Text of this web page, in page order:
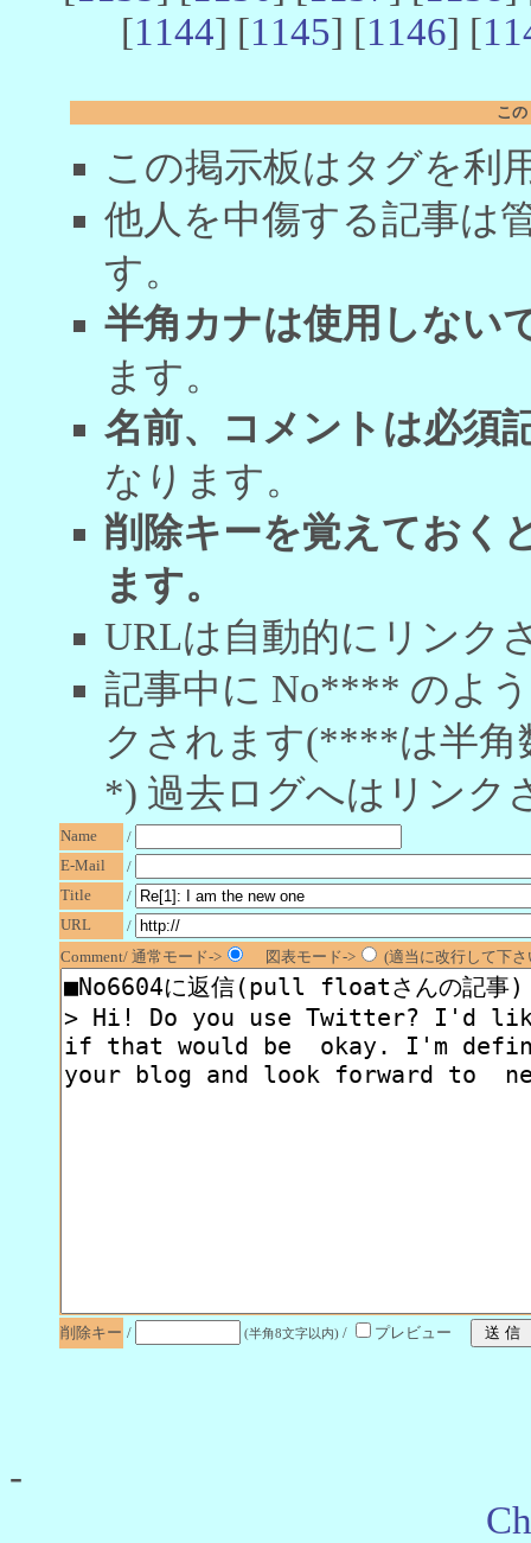
[1144] [1145] [1146] [
こ
この掲示板はタグを利
他人を中傷する記事は
す。
半角カナは使用しない
ます。
名前、コメントは必須
なります。
削除キーを覚えておく
ます。
URLは自動的にリンク
記事中に No**** のよ
クされます(****は半角
*) 過去ログへはリンク
Name
/
E-Mail
/
Title
/
URL
/
Comment/ 通常モード->
図表モード-> (適当に改行して下
削除キー / (半角8文字以内) / プレビュー
-